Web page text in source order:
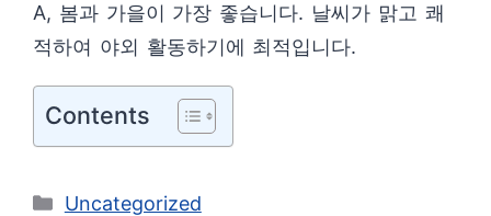
A, 봄과 가을이 가장 좋습니다. 날씨가 맑고 쾌
적하여 야외 활동하기에 최적입니다.
Contents
카
Uncategorized